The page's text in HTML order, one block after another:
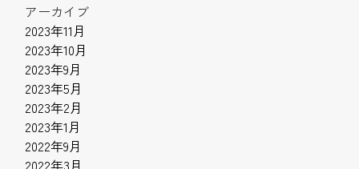
アーカイブ
2023年11月
2023年10月
2023年9月
2023年5月
2023年2月
2023年1月
2022年9月
2022年3月